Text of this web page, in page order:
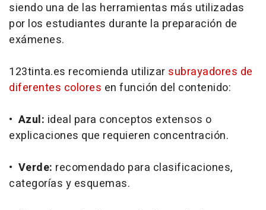
siendo una de las herramientas más utilizadas
por los estudiantes durante la preparación de
exámenes.
123tinta.es recomienda utilizar subrayadores de
diferentes colores en función del contenido:
• Azul: ideal para conceptos extensos o
explicaciones que requieren concentración.
• Verde: recomendado para clasificaciones,
categorías y esquemas.